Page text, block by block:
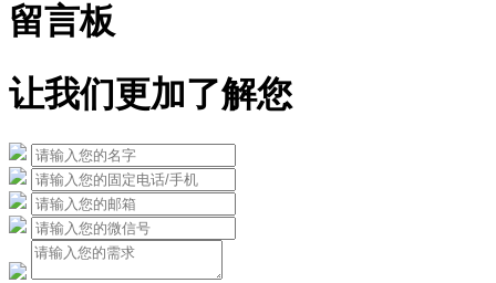
留言板
让我们更加了解您